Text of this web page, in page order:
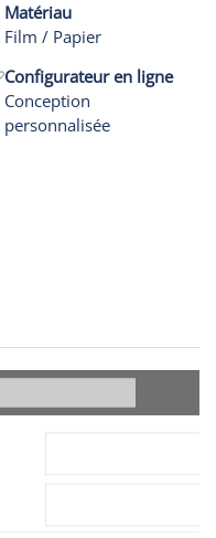
Matériau
Film / Papier
Configurateur en ligne
Conception
personnalisée